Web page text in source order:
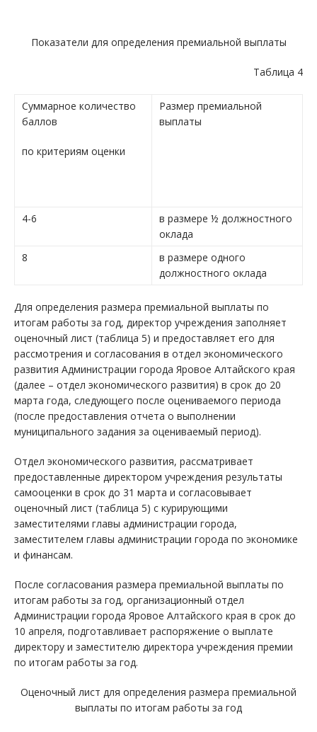
Показатели для определения премиальной выплаты
Таблица 4
Суммарное количество
баллов
по критериям оценки
Размер премиальной
выплаты
4-6
в размере ½ должностного
оклада
8
в размере одного
должностного оклада
Для определения размера премиальной выплаты по
итогам работы за год, директор учреждения заполняет
оценочный лист (таблица 5) и предоставляет его для
рассмотрения и согласования в отдел экономического
развития Администрации города Яровое Алтайского края
(далее – отдел экономического развития) в срок до 20
марта года, следующего после оцениваемого периода
(после предоставления отчета о выполнении
муниципального задания за оцениваемый период).
Отдел экономического развития, рассматривает
предоставленные директором учреждения результаты
самооценки в срок до 31 марта и согласовывает
оценочный лист (таблица 5) с курирующими
заместителями главы администрации города,
заместителем главы администрации города по экономике
и финансам.
После согласования размера премиальной выплаты по
итогам работы за год, организационный отдел
Администрации города Яровое Алтайского края в срок до
10 апреля, подготавливает распоряжение о выплате
директору и заместителю директора учреждения премии
по итогам работы за год.
Оценочный лист для определения размера премиальной
выплаты по итогам работы за год